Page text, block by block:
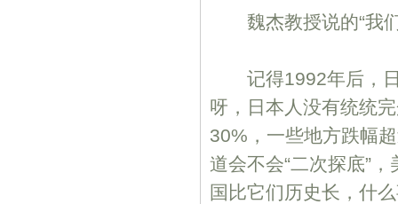
魏杰教授说的“我们
记得1992年后，日
呀，日本人没有统统
30%，一些地方跌幅
道会不会“二次探底”
国比它们历史长，什